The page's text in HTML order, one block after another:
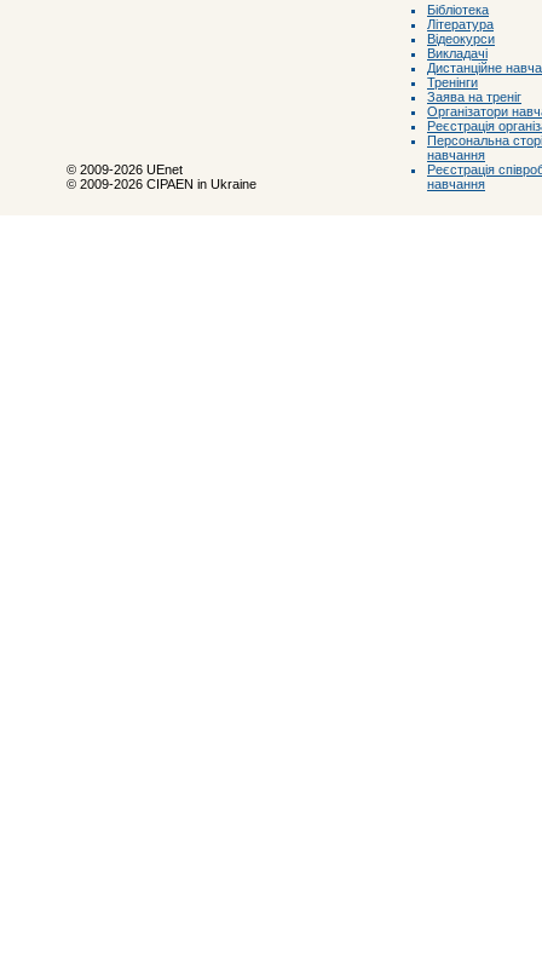
© 2009-2026 UEnet
© 2009-2026 CIPAEN in Ukraine
Бібліотека
Література
Відеокурси
Викладачі
Дистанційне
Тренінги
Заява на треніг
Організатори
Реєстрація
Персональна
навчання
Реєстрація
навчання